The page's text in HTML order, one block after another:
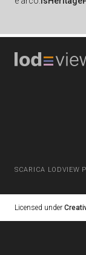
SCARICA LODVIEW
Licensed under